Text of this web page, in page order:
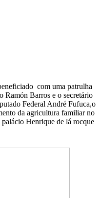
com uma patrulha
Ramón Barros e o secretário
Federal André Fufuca,o
da agricultura familiar no
Henrique de lá rocque